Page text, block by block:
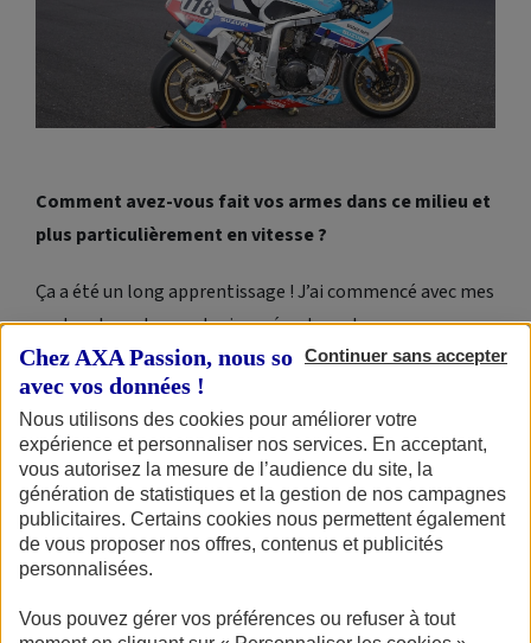
Continuer sans accepter
Chez AXA Passion, nous sommes transparents
avec vos données !
Nous utilisons des cookies pour améliorer votre
expérience et personnaliser nos services. En acceptant,
vous autorisez la mesure de l’audience du site, la
génération de statistiques et la gestion de nos campagnes
publicitaires. Certains cookies nous permettent également
de vous proposer nos offres, contenus et publicités
personnalisées.
Vous pouvez gérer vos préférences ou refuser à tout
Comment avez-vous fait vos armes dans ce milieu et
plus particulièrement en vitesse ?
Ça a été un long apprentissage ! J’ai commencé avec mes
motos de route, sur des journées de roulage
occasionnelles, en autodidacte. J’observais et j’analysais
ce que faisaient les autres pilotes pour ensuite mettre
en pratique. Il y a eu beaucoup de chutes au début, mais
j’avais quand même certaines facilités qui m’ont
beaucoup aidées à me perfectionner.